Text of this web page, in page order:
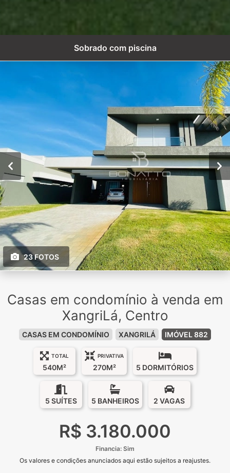
Sobrado com piscina
23 FOTOS
Casas em condomínio à venda em
XangriLá, Centro
CASAS EM CONDOMÍNIO XANGRILÁ IMÓVEL 882
TOTAL
540M²
PRIVATIVA
270M² 5 DORMITÓRIOS
5 SUÍTES 5 BANHEIROS 2 VAGAS
R$ 3.180.000
Financia: Sim
Os valores e condições anunciados aqui estão sujeitos a reajustes.